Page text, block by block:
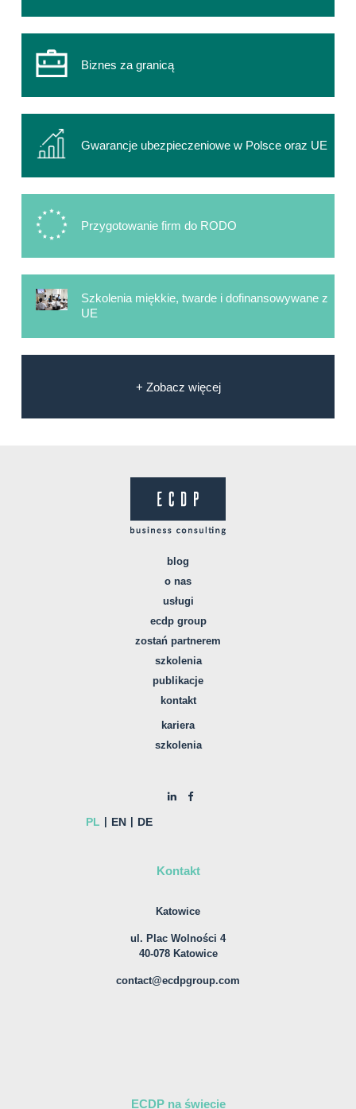
Biznes za granicą
Gwarancje ubezpieczeniowe w Polsce oraz UE
Przygotowanie firm do RODO
Szkolenia miękkie, twarde i dofinansowywane z
UE
+ Zobacz więcej
blog
o nas
usługi
ecdp group
zostań partnerem
szkolenia
publikacje
kontakt
kariera
szkolenia
PL EN DE
Kontakt
Katowice
ul. Plac Wolności 4
40-078 Katowice
contact@ecdpgroup.com
ECDP na świecie